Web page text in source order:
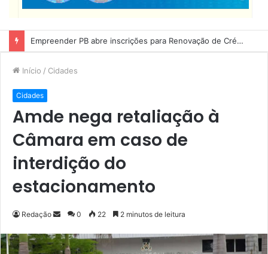
Lucas Ribeiro inspeciona obras da última etapa do Centro de Convenções
Início / Cidades
Cidades
Amde nega retaliação à
Câmara em caso de
interdição do
estacionamento
Redação
n
0 22 2 minutos de leitura